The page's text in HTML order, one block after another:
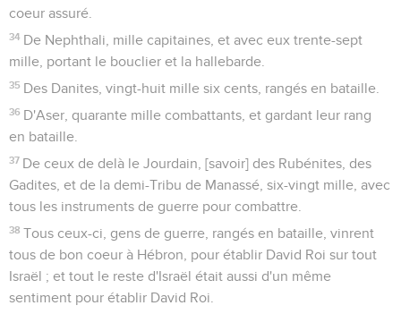
coeur assuré.
34 De Nephthali, mille capitaines, et avec eux trente-sept
mille, portant le bouclier et la hallebarde.
35 Des Danites, vingt-huit mille six cents, rangés en bataille.
36 D'Aser, quarante mille combattants, et gardant leur rang
en bataille.
37 De ceux de delà le Jourdain, [savoir] des Rubénites, des
Gadites, et de la demi-Tribu de Manassé, six-vingt mille, avec
tous les instruments de guerre pour combattre.
38 Tous ceux-ci, gens de guerre, rangés en bataille, vinrent
tous de bon coeur à Hébron, pour établir David Roi sur tout
Israël ; et tout le reste d'Israël était aussi d'un même
sentiment pour établir David Roi.